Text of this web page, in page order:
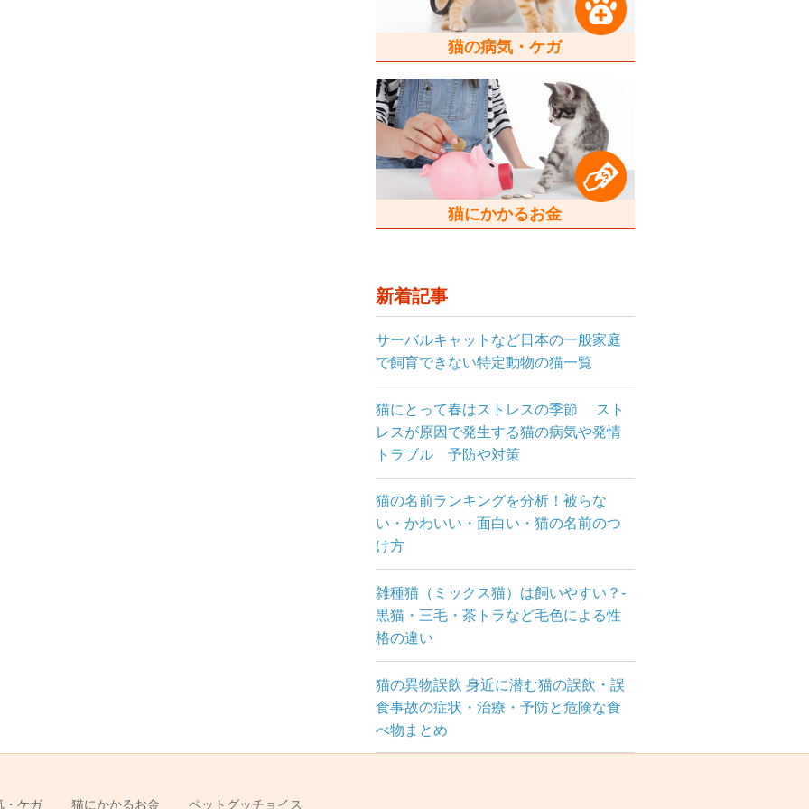
猫の病気・ケガ
猫にかかるお金
新着記事
サーバルキャットなど日本の一般家庭
で飼育できない特定動物の猫一覧
猫にとって春はストレスの季節 スト
レスが原因で発生する猫の病気や発情
トラブル 予防や対策
猫の名前ランキングを分析！被らな
い・かわいい・面白い・猫の名前のつ
け方
雑種猫（ミックス猫）は飼いやすい？-
黒猫・三毛・茶トラなど毛色による性
格の違い
猫の異物誤飲 身近に潜む猫の誤飲・誤
食事故の症状・治療・予防と危険な食
べ物まとめ
・ケガ 猫にかかるお金 ペットグッチョイス